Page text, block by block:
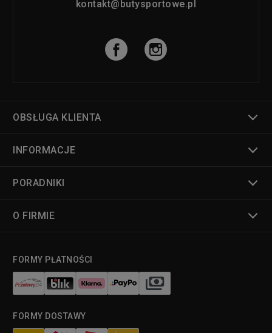
kontakt@butysportowe.pl
OBSŁUGA KLIENTA
INFORMACJE
PORADNIKI
O FIRMIE
FORMY PŁATNOŚCI
FORMY DOSTAWY